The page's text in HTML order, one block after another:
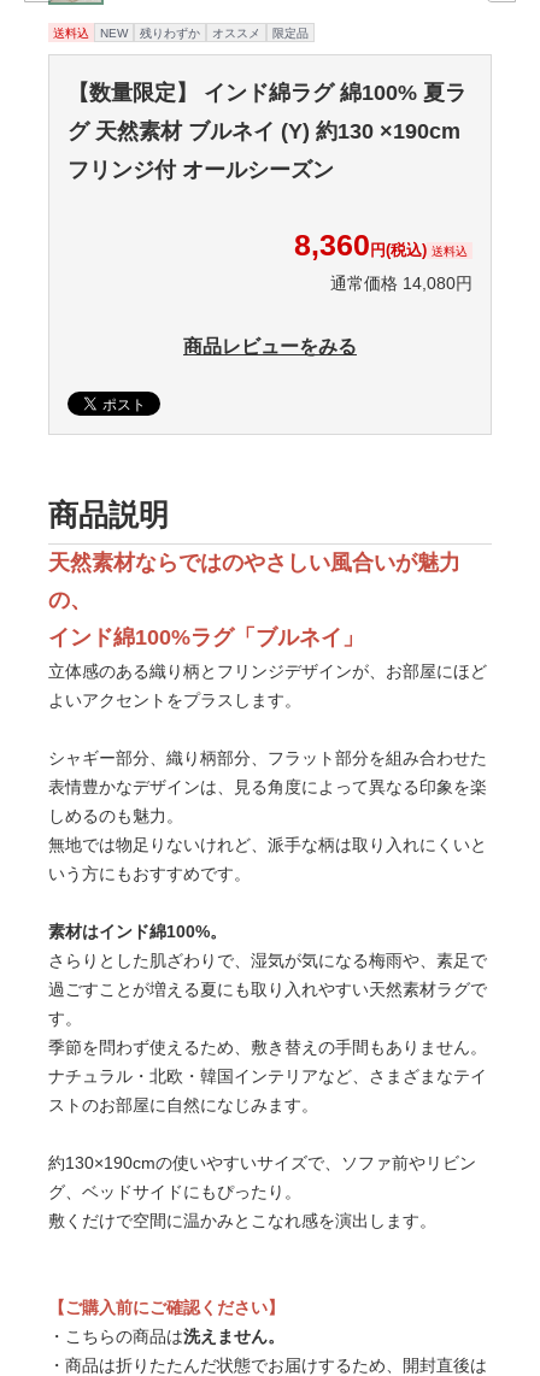
送料込 NEW 残りわずか オススメ 限定品
【数量限定】 インド綿ラグ 綿100% 夏ラ
グ 天然素材 ブルネイ (Y) 約130 ×190cm
フリンジ付 オールシーズン
8,360 円(税込) 送料込
通常価格 14,080円
商品レビューをみる
商品説明
天然素材ならではのやさしい風合いが魅力
の、
インド綿100%ラグ「ブルネイ」
立体感のある織り柄とフリンジデザインが、お部屋にほど
よいアクセントをプラスします。
シャギー部分、織り柄部分、フラット部分を組み合わせた
表情豊かなデザインは、見る角度によって異なる印象を楽
しめるのも魅力。
無地では物足りないけれど、派手な柄は取り入れにくいと
いう方にもおすすめです。
素材はインド綿100%。
さらりとした肌ざわりで、湿気が気になる梅雨や、素足で
過ごすことが増える夏にも取り入れやすい天然素材ラグで
す。
季節を問わず使えるため、敷き替えの手間もありません。
ナチュラル・北欧・韓国インテリアなど、さまざまなテイ
ストのお部屋に自然になじみます。
約130×190cmの使いやすいサイズで、ソファ前やリビン
グ、ベッドサイドにもぴったり。
敷くだけで空間に温かみとこなれ感を演出します。
【ご購入前にご確認ください】
・こちらの商品は洗えません。
・商品は折りたたんだ状態でお届けするため、開封直後は